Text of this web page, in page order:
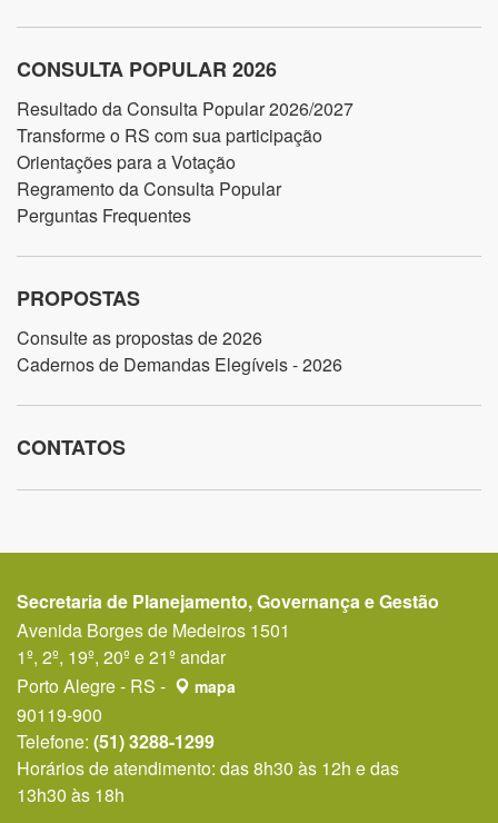
CONSULTA POPULAR 2026
Resultado da Consulta Popular 2026/2027
Transforme o RS com sua participação
Orientações para a Votação
Regramento da Consulta Popular
Perguntas Frequentes
PROPOSTAS
Consulte as propostas de 2026
Cadernos de Demandas Elegíveis - 2026
CONTATOS
Secretaria de Planejamento, Governança e Gestão
Avenida Borges de Medeiros 1501
1º, 2º, 19º, 20º e 21º andar
Porto Alegre - RS -
mapa
90119-900
Telefone: (51) 3288-1299
Horários de atendimento: das 8h30 às 12h e das
13h30 às 18h